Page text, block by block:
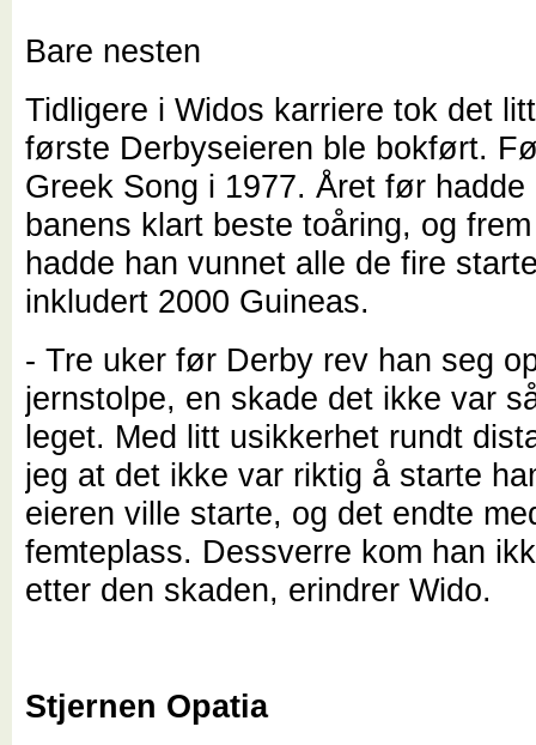
Bare nesten
Tidligere i Widos karriere tok det
første Derbyseieren ble bokført.
Greek Song i 1977. Året før
banens klart beste toåring, og
hadde han vunnet alle de fire
inkludert 2000 Guineas.
- Tre uker før Derby rev han seg
jernstolpe, en skade det ikke var
leget. Med litt usikkerhet rundt
jeg at det ikke var riktig å starte
eieren ville starte, og det endte
femteplass. Dessverre kom han
etter den skaden, erindrer Wido.
Stjernen Opatia